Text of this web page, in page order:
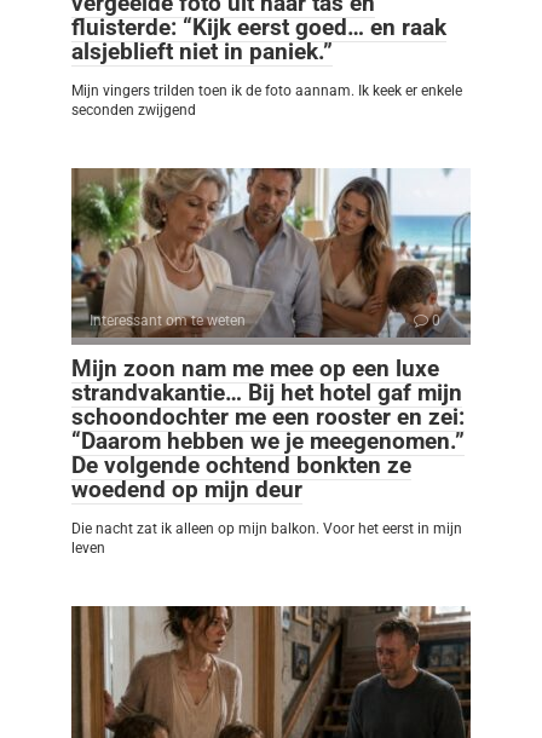
fluisterde: “Kijk eerst goed… en raak
alsjeblieft niet in paniek.”
Mijn vingers trilden toen ik de foto aannam. Ik keek er enkele
seconden zwijgend
Interessant om te weten 0
Mijn zoon nam me mee op een luxe
strandvakantie… Bij het hotel gaf mijn
schoondochter me een rooster en zei:
“Daarom hebben we je meegenomen.”
De volgende ochtend bonkten ze
woedend op mijn deur
Die nacht zat ik alleen op mijn balkon. Voor het eerst in mijn
leven